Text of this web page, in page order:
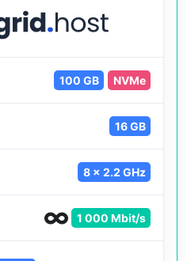
100 GB NVMe
16 GB
8 x 2.2 GHz
1 000 Mbit/s